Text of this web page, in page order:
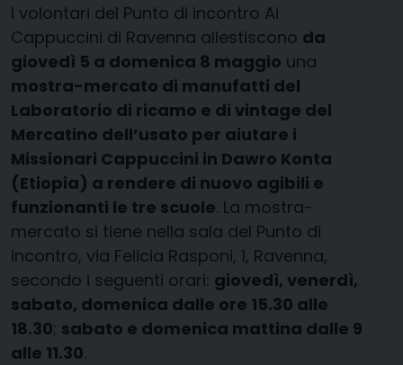
I volontari del Punto di incontro Ai
Cappuccini di Ravenna allestiscono da
giovedì 5 a domenica 8 maggio una
mostra-mercato di manufatti del
Laboratorio di ricamo e di vintage del
Mercatino dell’usato per aiutare i
Missionari Cappuccini in Dawro Konta
(Etiopia) a rendere di nuovo agibili e
funzionanti le tre scuole. La mostra-
mercato si tiene nella sala del Punto di
incontro, via Felicia Rasponi, 1, Ravenna,
secondo i seguenti orari: giovedì, venerdì,
sabato, domenica dalle ore 15.30 alle
18.30; sabato e domenica mattina dalle 9
alle 11.30.